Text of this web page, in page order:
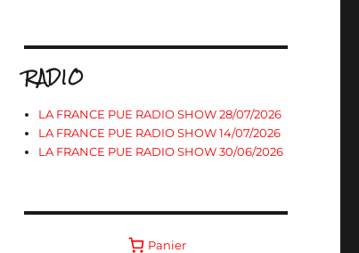
RADIO
LA FRANCE PUE RADIO SHOW 28/07/2026
LA FRANCE PUE RADIO SHOW 14/07/2026
LA FRANCE PUE RADIO SHOW 30/06/2026
Panier